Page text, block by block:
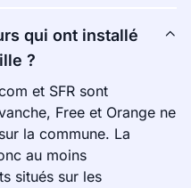
qui ont installé
?
et SFR sont
Free et Orange ne
la commune. La
au moins
situés sur les